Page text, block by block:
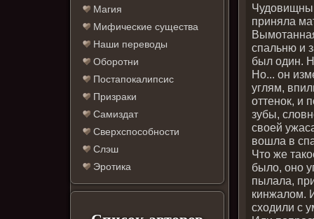
Магия
Мифические существа
Наши переводы
Оборотни
Постапокалипсис
Призраки
Самиздат
Сверхспособности
Слэш
Эротика
приняла
спальню и
был один.
Но... он
углям,
оттенок, и
зубы,
своей
вошла в
Что же
было, оно
пылала,
кинжалом.
сходили с